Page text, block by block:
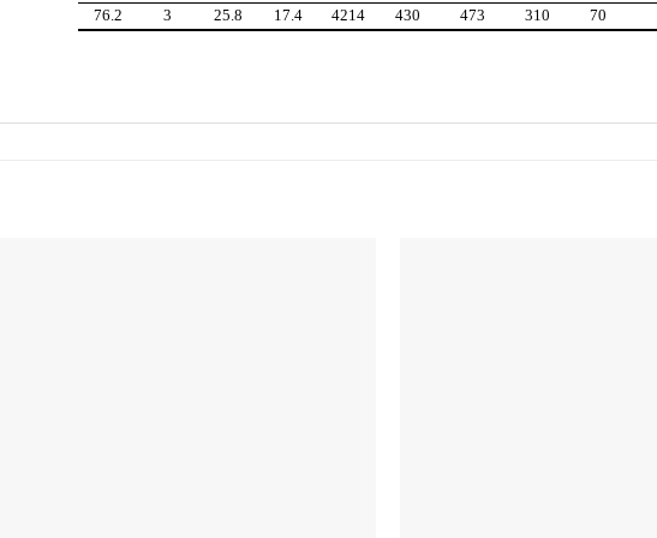
76.2 3 25.8 17.4 4214 430 473 310 70